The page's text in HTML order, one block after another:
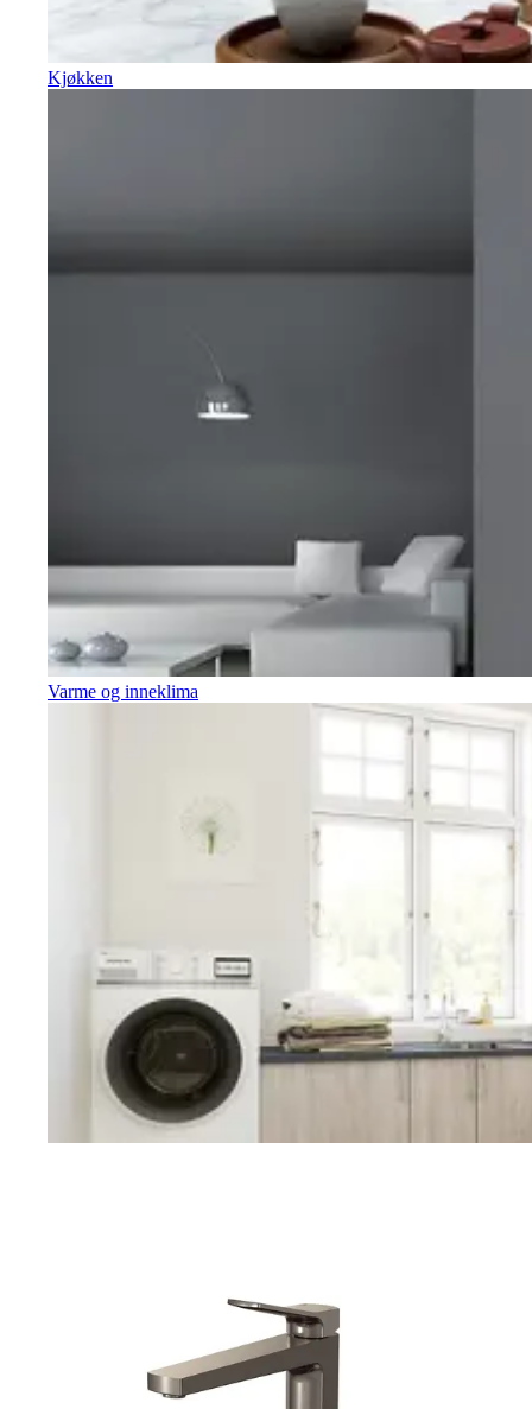
Kjøkken
Varme og inneklima